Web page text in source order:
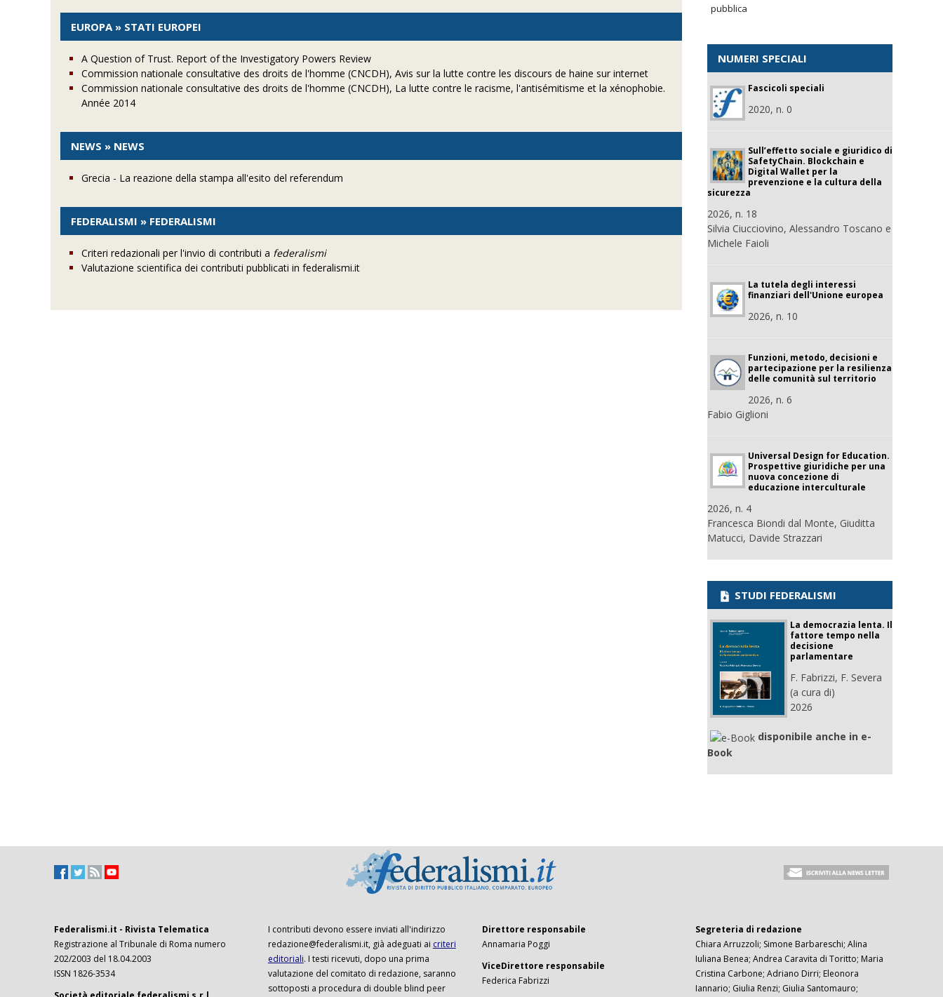
EUROPA » STATI EUROPEI
A Question of Trust. Report of the Investigatory Powers Review
Commission nationale consultative des droits de l'homme (CNCDH), Avis sur la lutte contre les discours de haine sur internet
Commission nationale consultative des droits de l'homme (CNCDH), La lutte contre le racisme, l'antisémitisme et la xénophobie.
Année 2014
NEWS » NEWS
Grecia - La reazione della stampa all'esito del referendum
FEDERALISMI » FEDERALISMI
Criteri redazionali per l'invio di contributi a federalismi
Valutazione scientifica dei contributi pubblicati in federalismi.it
pubblica
NUMERI SPECIALI
Fascicoli speciali
2020, n. 0
Sull’effetto sociale e giuridico di
SafetyChain. Blockchain e
Digital Wallet per la
prevenzione e la cultura della
sicurezza
2026, n. 18
Silvia Ciucciovino, Alessandro Toscano e
Michele Faioli
La tutela degli interessi
finanziari dell'Unione europea
2026, n. 10
Funzioni, metodo, decisioni e
partecipazione per la resilienza
delle comunità sul territorio
2026, n. 6
Fabio Giglioni
Universal Design for Education.
Prospettive giuridiche per una
nuova concezione di
educazione interculturale
2026, n. 4
Francesca Biondi dal Monte, Giuditta
Matucci, Davide Strazzari
STUDI FEDERALISMI
La democrazia lenta. Il
fattore tempo nella
decisione
parlamentare
F. Fabrizzi, F. Severa
(a cura di)
2026
disponibile anche in e-
Book
Federalismi.it - Rivista Telematica
Registrazione al Tribunale di Roma numero
202/2003 del 18.04.2003
ISSN 1826-3534
I contributi devono essere inviati all'indirizzo
redazione@federalismi.it, già adeguati ai criteri
editoriali. I testi ricevuti, dopo una prima
valutazione del comitato di redazione, saranno
sottoposti a procedura di double blind peer
Direttore responsabile
Annamaria Poggi
ViceDirettore responsabile
Federica Fabrizzi
Segreteria di redazione
Chiara Arruzzoli; Simone Barbareschi; Alina
Iuliana Benea; Andrea Caravita di Toritto; Maria
Cristina Carbone; Adriano Dirri; Eleonora
Iannario; Giulia Renzi; Giulia Santomauro;